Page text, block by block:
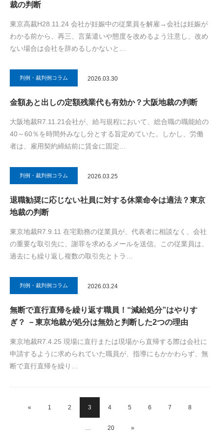
裁の判断
東京高裁H28.11.24 会社が妊娠中の従業員を解雇→会社は妊娠が
わかる前から、再三、言葉遣いや態度を改めるよう注意し、改め
ない場合は会社を辞めるしかないと…
判例・裁判例コラム 2026.03.30
金額あと出しの定額残業代も有効か？大阪地裁の判断
大阪地裁R7.11.21会社が、給与規程において、総合職の職能給の
40～60％を時間外みなし分とする旨定めていた。しかし、労働
者は、雇用契約締結前に賃金に固定…
判例・裁判例コラム 2026.03.25
退職勧奨に応じない社員に対する休業命令は適法？東京
地裁の判断
東京地裁R7.9.11 在宅勤務の従業員が、代表者に相談なく、会社
の重要な取引先に、謝罪を求めるメールを送信。この従業員は、
過去にも繰り返し複数の取引先とトラ…
判例・裁判例コラム 2026.03.24
無断で直行直帰を繰り返す職員！“減給処分”はやりす
ぎ？ －東京地裁が処分は無効と判断した2つの理由
東京地裁R7.4.25 現場に直行または現場から直帰する際は会社に
申請するように求められていた職員が、指導にもかかわらず、無
断で直行直帰を繰り…
« 1 2 3 4 5 6 7 8
… 20 »